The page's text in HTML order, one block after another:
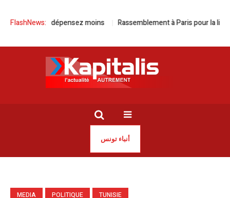
FlashNews:
plus, dépensez moins Rassemblement à Paris pour la libération
أنباء تونس
MEDIA POLITIQUE TUNISIE